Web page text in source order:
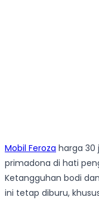
Mobil Feroza harga 30
primadona di hati
Ketangguhan bodi
ini tetap diburu,